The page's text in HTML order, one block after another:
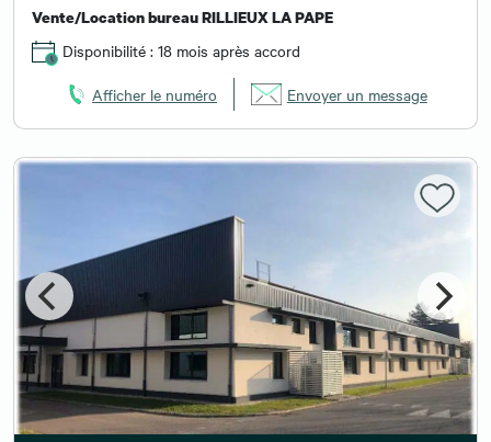
Vente/Location bureau RILLIEUX LA PAPE
Disponibilité : 18 mois après accord
Afficher le numéro Envoyer un message